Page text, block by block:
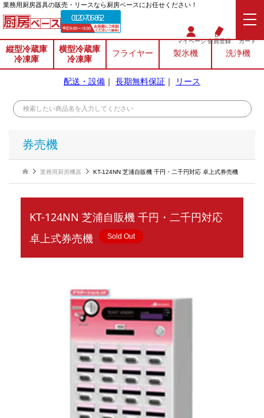
業務⽤厨房器具の販売・リースなら厨房ベースにお任せください！
0120-706-862
マイページ会員登録 カート
縦型冷蔵庫
冷凍庫
横型冷蔵庫
冷凍庫
フライヤー 製氷機 洗浄機
配送・設備 ｜ 長期無料保証 ｜ リース
券売機
業務用厨房機器 KT-124NN 芝浦自販機 千円・二千円対応 卓上式券売機
KT-124NN 芝浦自販機 千円・二千円対応
卓上式券売機
Sold Out